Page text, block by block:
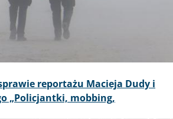
reportażu Macieja Dudy i
„Policjantki, mobbing,